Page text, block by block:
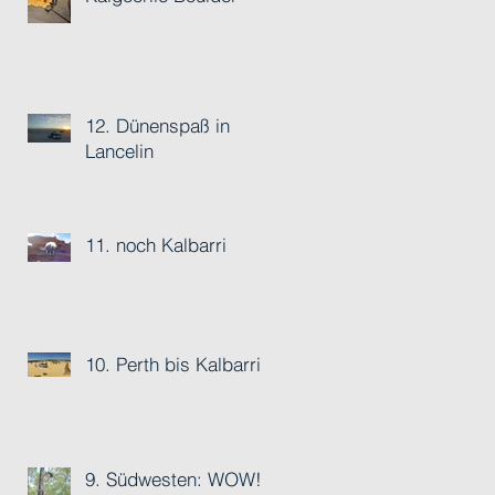
12. Dünenspaß in
Lancelin
11. noch Kalbarri
10. Perth bis Kalbarri
9. Südwesten: WOW!